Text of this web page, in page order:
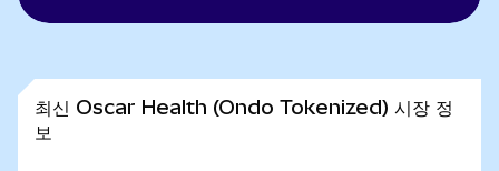
최신 Oscar Health (Ondo Tokenized) 시장 정
보